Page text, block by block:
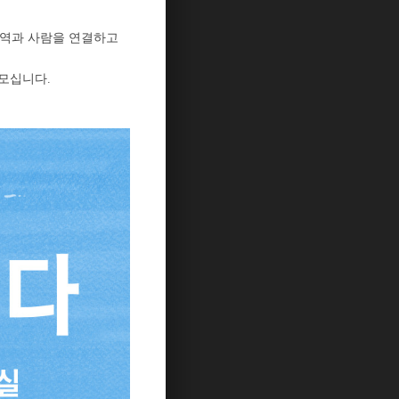
과 사람을 연결하고
십니다.